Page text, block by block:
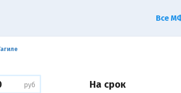
руб На срок
Все